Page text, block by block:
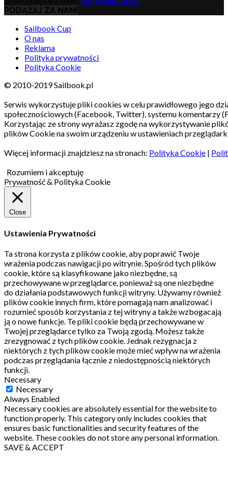
PODĄŻAJ ZA NAMI
Sailbook Cup
O nas
Reklama
Polityka prywatności
Polityka Cookie
© 2010-2019 Sailbook.pl
Serwis wykorzystuje pliki cookies w celu prawidłowego jego
społecznościowych (Facebook, Twitter), systemu komentarzy
Korzystając ze strony wyrażasz zgodę na wykorzystywanie
plików Cookie na swoim urządzeniu w ustawieniach
Więcej informacji znajdziesz na stronach: Polityka Cookie |
Rozumiem i akceptuję
Prywatność & Polityka Cookie
Close
Ustawienia Prywatności
Ta strona korzysta z plików cookie, aby poprawić Twoje
wrażenia podczas nawigacji po witrynie.Spośród tych plików
cookie, które są klasyfikowane jako niezbędne, są
przechowywane w przeglądarce, ponieważ są one niezbędne
do działania podstawowych funkcji witryny. Używamy również
plików cookie innych firm, które pomagają nam analizować i
rozumieć sposób korzystania z tej witryny a także wzbogacają
ją o nowe funkcje. Te pliki cookie będą przechowywane w
Twojej przeglądarce tylko za Twoją zgodą. Możesz także
zrezygnować z tych plików cookie. Jednak rezygnacja z
niektórych z tych plików cookie może mieć wpływ na wrażenia
podczas przeglądania łącznie z niedostępnością niektórych
funkcji.
Necessary
Necessary
Always Enabled
Necessary cookies are absolutely essential for the website to
function properly. This category only includes cookies that
ensures basic functionalities and security features of the
website. These cookies do not store any personal information.
SAVE & ACCEPT